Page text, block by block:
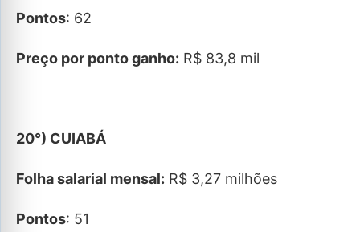
Pontos: 62
Preço por ponto ganho: R$ 83,8 mil
20°) CUIABÁ
Folha salarial mensal: R$ 3,27 milhões
Pontos: 51